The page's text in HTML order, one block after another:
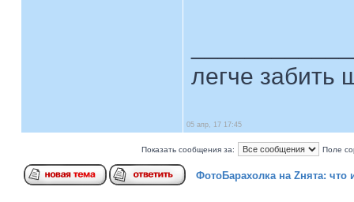
легче забить
05 апр, 17 17:45
Показать сообщения за: Поле
ФотоБарахолка на Zнята: что